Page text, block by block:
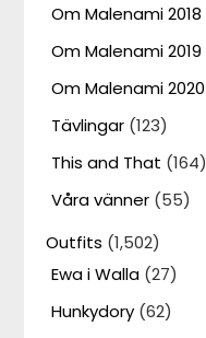
Om Malenami 2018
Om Malenami 2019
Om Malenami 2020
Tävlingar (123)
This and That (164)
Våra vänner (55)
Outfits (1,502)
Ewa i Walla (27)
Hunkydory (62)